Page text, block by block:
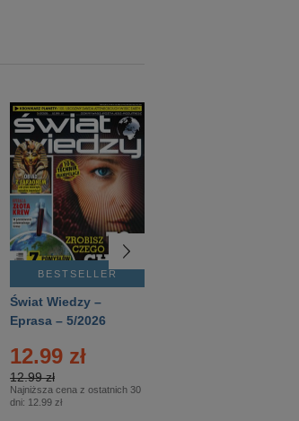
BESTSELLER
Świat Wiedzy –
Eprasa – 5/2026
12.99 zł
12.99 zł
Najniższa cena z ostatnich 30
dni: 12.99 zł